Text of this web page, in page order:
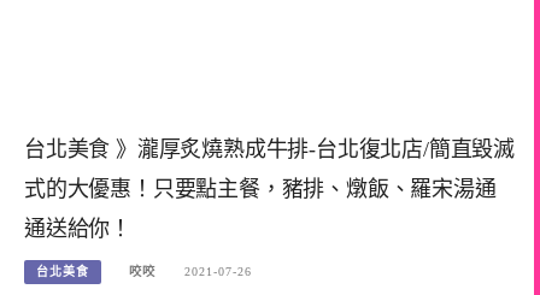
台北美食 》瀧厚炙燒熟成牛排-台北復北店/簡直毀滅
式的大優惠！只要點主餐，豬排、燉飯、羅宋湯通
通送給你！
台北美食 咬咬 2021-07-26